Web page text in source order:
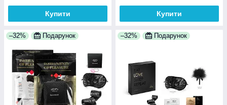
Купити Купити
–32% Подарунок –32% Подарунок